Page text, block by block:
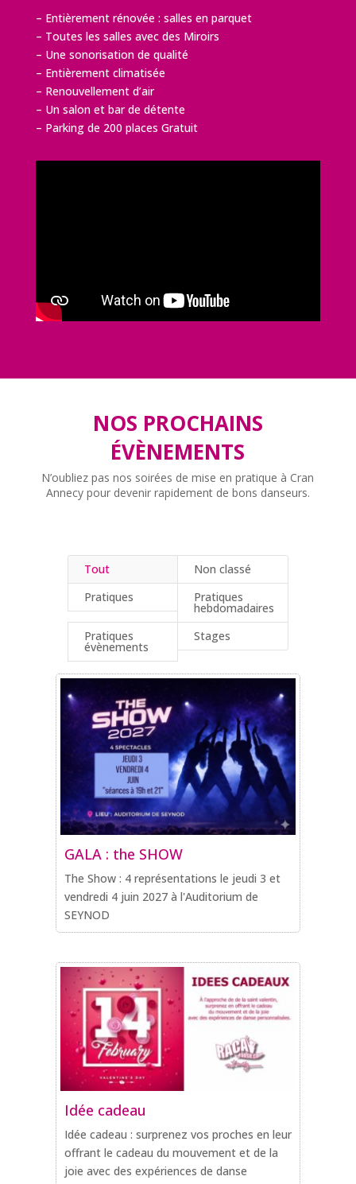
– Entièrement rénovée : salles en parquet
– Toutes les salles avec des Miroirs
– Une sonorisation de qualité
– Entièrement climatisée
– Renouvellement d’air
– Un salon et bar de détente
– Parking de 200 places Gratuit
NOS PROCHAINS
ÉVÈNEMENTS
N’oubliez pas nos soirées de mise en pratique à Cran
Annecy pour devenir rapidement de bons danseurs.
Tout
Non classé
Pratiques
Pratiques
hebdomadaires
Pratiques
évènements
Stages
GALA : the SHOW
The Show : 4 représentations le jeudi 3 et
vendredi 4 juin 2027 à l'Auditorium de
SEYNOD
Idée cadeau
Idée cadeau : surprenez vos proches en leur
offrant le cadeau du mouvement et de la
joie avec des expériences de danse